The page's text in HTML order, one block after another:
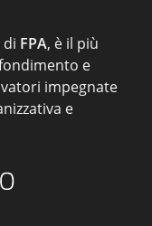
di FPA, è il più
e
impegnate
e